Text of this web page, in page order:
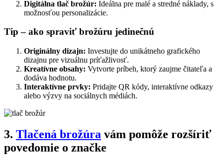
Digitálna tlač brožúr: Ideálna pre malé a stredné náklady, s
možnosťou personalizácie.
Tip – ako spraviť brožúru jedinečnú
Originálny dizajn: Investujte do unikátneho grafického
dizajnu pre vizuálnu príťažlivosť.
Kreatívne obsahy: Vytvorte príbeh, ktorý zaujme čitateľa a
dodáva hodnotu.
Interaktívne prvky: Pridajte QR kódy, interaktívne odkazy
alebo výzvy na sociálnych médiách.
3. Tlačená brožúra vám pomôže rozšíriť
povedomie o značke